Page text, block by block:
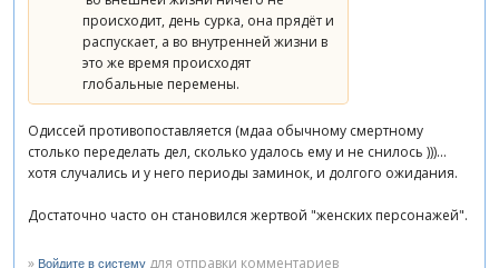
происходит, день сурка, она прядёт и
распускает, а во внутренней жизни в
это же время происходят
глобальные перемены.
Одиссей противопоставляется (мдаа обычному смертному
столько переделать дел, сколько удалось ему и не снилось )))...
хотя случались и у него периоды заминок, и долгого ожидания.
Достаточно часто он становился жертвой "женских персонажей".
» Войдите в систему для отправки комментариев